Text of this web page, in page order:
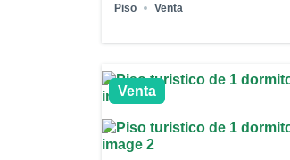
Piso Venta
Venta